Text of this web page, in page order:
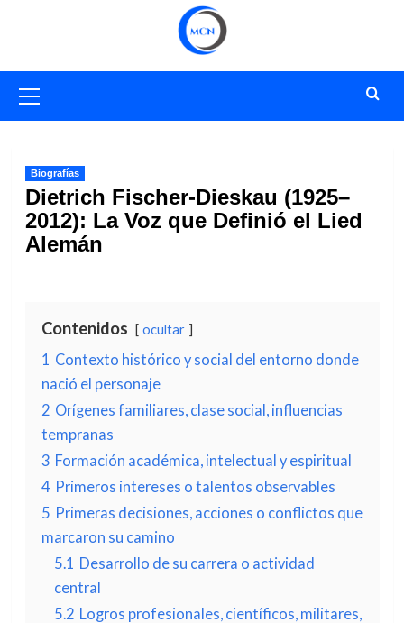
primario
Biografías
Dietrich Fischer-Dieskau (1925–
2012): La Voz que Definió el Lied
Alemán
Contenidos ocultar
1 Contexto histórico y social del entorno donde
nació el personaje
2 Orígenes familiares, clase social, influencias
tempranas
3 Formación académica, intelectual y espiritual
4 Primeros intereses o talentos observables
5 Primeras decisiones, acciones o conflictos que
marcaron su camino
5.1 Desarrollo de su carrera o actividad
central
5.2 Logros profesionales, científicos, militares,